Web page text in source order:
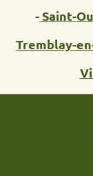
-Saint-
Tremblay-